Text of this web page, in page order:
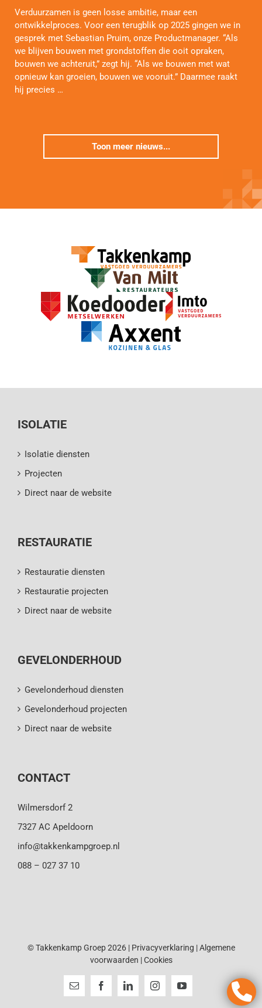
Verduurzamen is geen losse ambitie, maar een
ontwikkelproces. Voor een terugblik op 2025 gingen we in
gesprek met Sebastian Pruim, onze Productmanager. “Als
we blijven bouwen met grondstoffen die ooit opraken,
bouwen we achteruit,” zegt hij. “Als we bouwen met wat
opnieuw kan groeien, bouwen we vooruit.” Daarmee raakt
hij precies …
Toon meer nieuws...
ISOLATIE
Isolatie diensten
Projecten
Direct naar de website
RESTAURATIE
Restauratie diensten
Restauratie projecten
Direct naar de website
GEVELONDERHOUD
Gevelonderhoud diensten
Gevelonderhoud projecten
Direct naar de website
CONTACT
Wilmersdorf 2
7327 AC Apeldoorn
info@takkenkampgroep.nl
088 – 027 37 10
© Takkenkamp Groep 2026 | Privacyverklaring |Algemene
voorwaarden |Cookies
E-
mail
FacebookLinkedInInstagramYouTube